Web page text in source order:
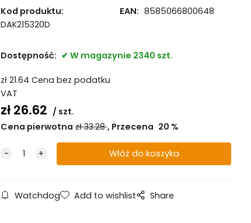
Kod produktu:
DAK215320D
EAN: 8585066800648
Dostępność: W magazynie 2340 szt.
zł 21.64 Cena bez podatku
VAT
zł26.62
szt.
Cena pierwotna zł33.28 Przecena 20 %
Watchdog Add to wishlist Share